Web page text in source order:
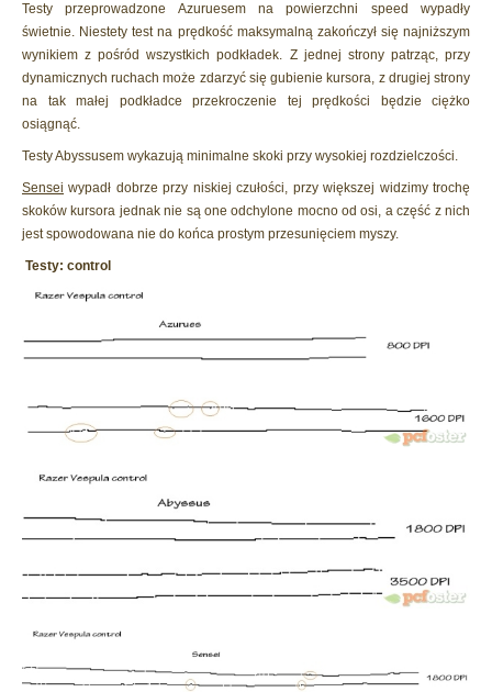
Testy przeprowadzone Azuruesem na powierzchni speed wypadły
świetnie. Niestety test na prędkość maksymalną zakończył się najniższym
wynikiem z pośród wszystkich podkładek. Z jednej strony patrząc, przy
dynamicznych ruchach może zdarzyć się gubienie kursora, z drugiej strony
na tak małej podkładce przekroczenie tej prędkości będzie ciężko
osiągnąć.
Testy Abyssusem wykazują minimalne skoki przy wysokiej rozdzielczości.
Sensei wypadł dobrze przy niskiej czułości, przy większej widzimy trochę
skoków kursora jednak nie są one odchylone mocno od osi, a część z nich
jest spowodowana nie do końca prostym przesunięciem myszy.
Testy: control